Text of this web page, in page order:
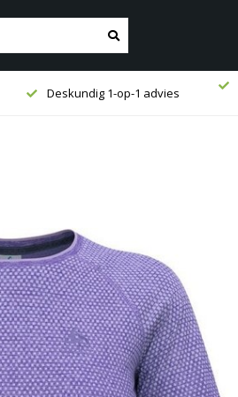
Deskundig 1-op-1 advies